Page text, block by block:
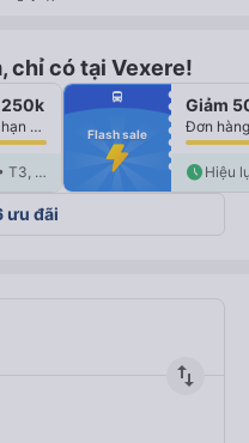
chỉ có tại Vexere!
250k
Đơn hàng không giới hạn số lượng vé
Hiệu lực từ 12:00 • T3, 11/08
fiber_manual_record
fiber_manual_record
fiber_manual_record
fiber_manual_record
fiber_manual_record
fiber_manual_record
fiber_manual_record
directions_bus
Flash sale
Giảm
schedule
ưu đãi
import_export